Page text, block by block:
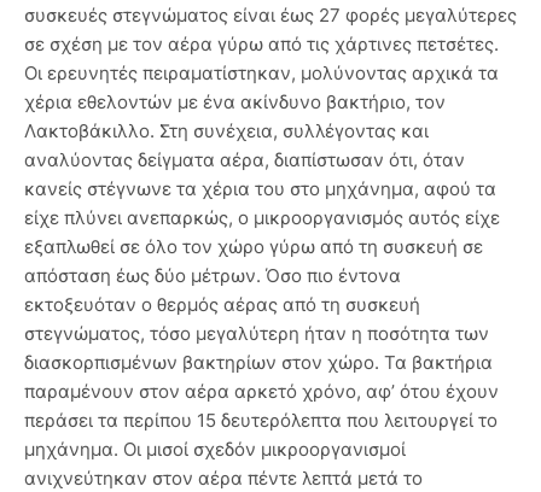
συσκευές στεγνώματος είναι έως 27 φορές μεγαλύτερες
σε σχέση με τον αέρα γύρω από τις χάρτινες πετσέτες.
Οι ερευνητές πειραματίστηκαν, μολύνοντας αρχικά τα
χέρια εθελοντών με ένα ακίνδυνο βακτήριο, τον
Λακτοβάκιλλο. Στη συνέχεια, συλλέγοντας και
αναλύοντας δείγματα αέρα, διαπίστωσαν ότι, όταν
κανείς στέγνωνε τα χέρια του στο μηχάνημα, αφού τα
είχε πλύνει ανεπαρκώς, ο μικροοργανισμός αυτός είχε
εξαπλωθεί σε όλο τον χώρο γύρω από τη συσκευή σε
απόσταση έως δύο μέτρων. Όσο πιο έντονα
εκτοξευόταν ο θερμός αέρας από τη συσκευή
στεγνώματος, τόσο μεγαλύτερη ήταν η ποσότητα των
διασκορπισμένων βακτηρίων στον χώρο. Τα βακτήρια
παραμένουν στον αέρα αρκετό χρόνο, αφ’ ότου έχουν
περάσει τα περίπου 15 δευτερόλεπτα που λειτουργεί το
μηχάνημα. Οι μισοί σχεδόν μικροοργανισμοί
ανιχνεύτηκαν στον αέρα πέντε λεπτά μετά το